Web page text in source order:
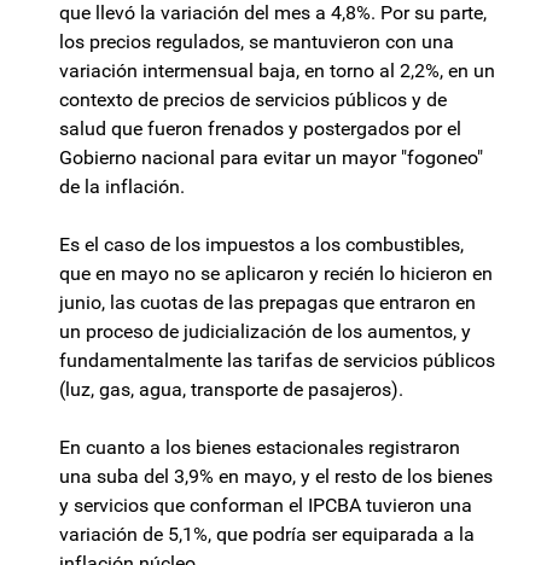
que llevó la variación del mes a 4,8%. Por su parte,
los precios regulados, se mantuvieron con una
variación intermensual baja, en torno al 2,2%, en un
contexto de precios de servicios públicos y de
salud que fueron frenados y postergados por el
Gobierno nacional para evitar un mayor "fogoneo"
de la inflación.
Es el caso de los impuestos a los combustibles,
que en mayo no se aplicaron y recién lo hicieron en
junio, las cuotas de las prepagas que entraron en
un proceso de judicialización de los aumentos, y
fundamentalmente las tarifas de servicios públicos
(luz, gas, agua, transporte de pasajeros).
En cuanto a los bienes estacionales registraron
una suba del 3,9% en mayo, y el resto de los bienes
y servicios que conforman el IPCBA tuvieron una
variación de 5,1%, que podría ser equiparada a la